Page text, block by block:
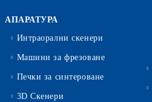
АПАРАТУРА
Интраорални скенери
Машини за фрезоване
Печки за синтероване
3D Скенери